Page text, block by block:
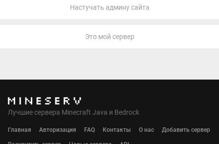
Настучать админу сайта
Это мой сервер
Лучшие сервера Minecraft Java и Bedrock
Главная Авторизация FAQ Контакты О нас Добавить сервер